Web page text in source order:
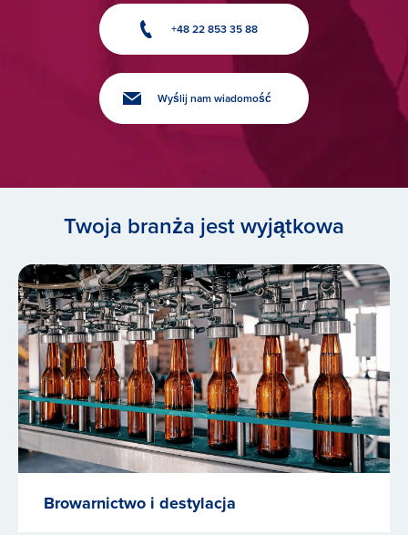
+48 22 853 35 88
Wyślij nam wiadomość
Twoja branża jest wyjątkowa
Browarnictwo i destylacja